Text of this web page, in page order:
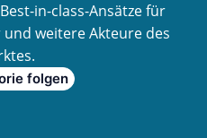
in-class-Ansätze für
weitere Akteure des
folgen